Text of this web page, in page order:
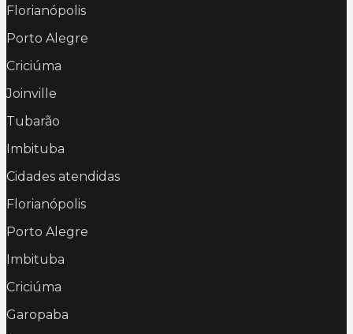
Florianópolis
Porto Alegre
Criciúma
Joinville
Tubarão
Imbituba
Cidades atendidas
Florianópolis
Porto Alegre
Imbituba
Criciúma
Garopaba